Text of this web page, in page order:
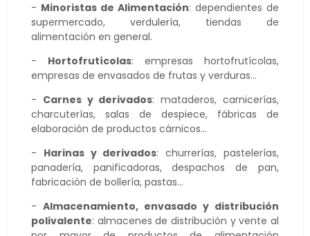
- Minoristas de Alimentación: dependientes de
supermercado, verdulería, tiendas de
alimentación en general.
- Hortofrutícolas: empresas hortofrutícolas,
empresas de envasados de frutas y verduras...
- Carnes y derivados: mataderos, carnicerías,
charcuterías, salas de despiece, fábricas de
elaboración de productos cárnicos...
- Harinas y derivados: churrerías, pastelerías,
panadería, panificadoras, despachos de pan,
fabricación de bollería, pastas...
- Almacenamiento, envasado y distribución
polivalente: almacenes de distribución y vente al